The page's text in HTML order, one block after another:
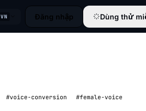
VN Đăng nhập Dùng thử
#voice-conversion
#female-voice